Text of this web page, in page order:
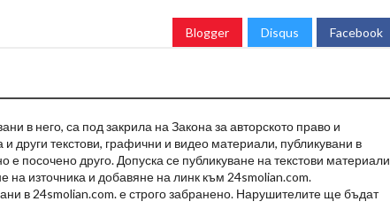
Blogger Disqus Facebook
в него, са под закрила на Закона за авторското право и
други текстови, графични и видео материали, публикувани в
е посочено друго. Допуска се публикуване на текстови материали
източника и добавяне на линк към 24smolian.com.
в 24smolian.com. е строго забранено. Нарушителите ще бъдат